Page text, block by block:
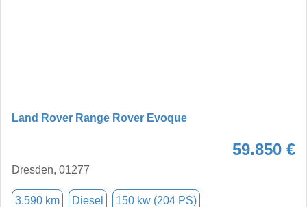
Land Rover Range Rover Evoque
59.850 €
Dresden, 01277
3.590 km Diesel 150 kw (204 PS)